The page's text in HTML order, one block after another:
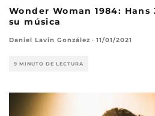
Wonder Woman 1984:
su música
Daniel Lavin González · 11/01/2021
9 MINUTO DE LECTURA